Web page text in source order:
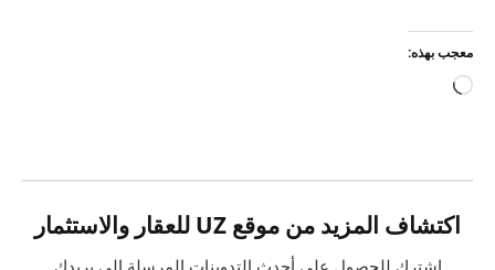
معجب بهذه:
جاري
اكتشاف المزيد من موقع UZ للعقار والاستثمار